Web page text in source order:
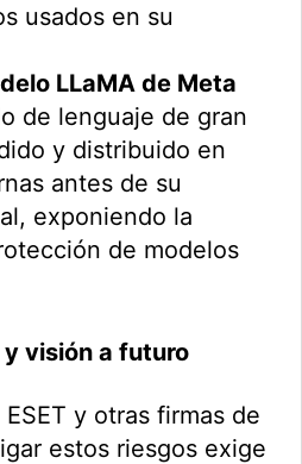
usados en su
LLaMA de Meta
de lenguaje de gran
y distribuido en
antes de su
exponiendo la
de modelos
visión a futuro
y otras firmas de
estos riesgos exige